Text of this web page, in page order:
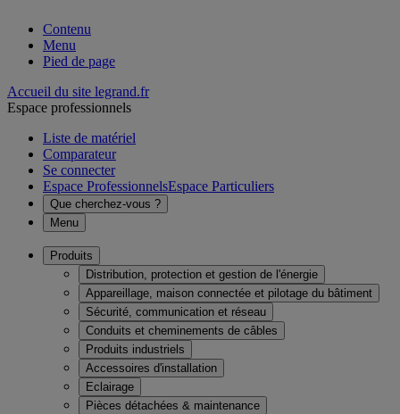
Contenu
Menu
Pied de page
Accueil du site legrand.fr
Espace professionnels
Liste de matériel
Comparateur
Se connecter
Espace ProfessionnelsEspace Particuliers
Que cherchez-vous ?
Menu
Produits
Distribution, protection et gestion de l'énergie
Appareillage, maison connectée et pilotage du bâtiment
Sécurité, communication et réseau
Conduits et cheminements de câbles
Produits industriels
Accessoires d'installation
Eclairage
Pièces détachées & maintenance